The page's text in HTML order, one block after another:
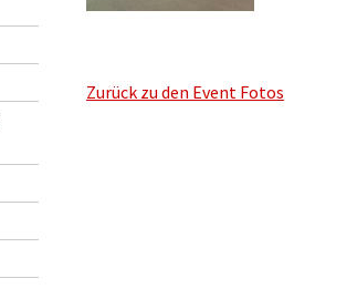
Zurück zu den Event Fotos